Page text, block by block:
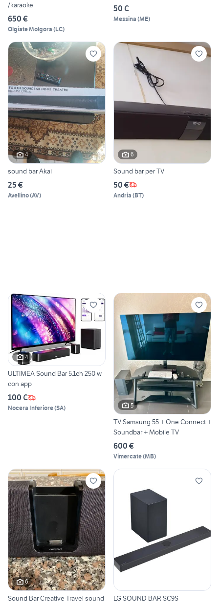
/karaoke
650 €
Olgiate Molgora (LC)
50 €
Messina (ME)
4
sound bar Akai
25 €
Avellino(AV)
6
Sound bar per TV
50 €
Andria (BT)
4
ULTIMEA Sound Bar 5.1ch 250 w
con app
100 €
Nocera Inferiore(SA) 5
TV Samsung 55 + One Connect +
Soundbar + Mobile TV
600 €
Vimercate(MB)
6
Sound Bar Creative Travel sound LG SOUND BAR SC9S